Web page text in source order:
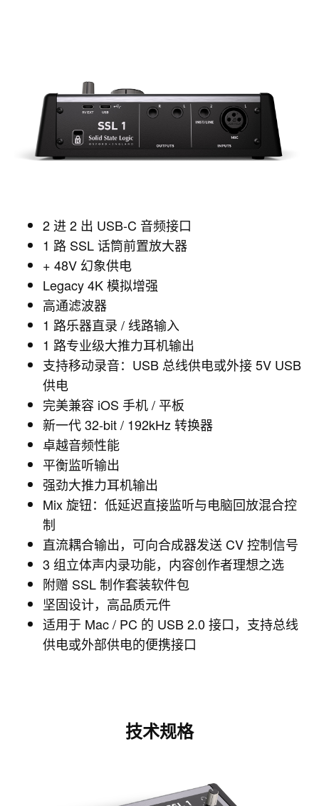
2 进 2 出 USB-C 音频接口
1 路 SSL 话筒前置放大器
+ 48V 幻象供电
Legacy 4K 模拟增强
高通滤波器
1 路乐器直录 / 线路输入
1 路专业级大推力耳机输出
支持移动录音：USB 总线供电或外接 5V USB
供电
完美兼容 iOS 手机 / 平板
新一代 32-bit / 192kHz 转换器
卓越音频性能
平衡监听输出
强劲大推力耳机输出
Mix 旋钮：低延迟直接监听与电脑回放混合控
制
直流耦合输出，可向合成器发送 CV 控制信号
3 组立体声内录功能，内容创作者理想之选
附赠 SSL 制作套装软件包
坚固设计，高品质元件
适用于 Mac / PC 的 USB 2.0 接口，支持总线
供电或外部供电的便携接口
技术规格